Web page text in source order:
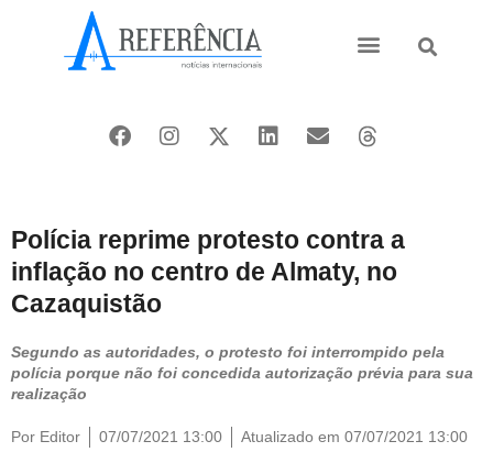
Polícia reprime protesto contra a
inflação no centro de Almaty, no
Cazaquistão
Segundo as autoridades, o protesto foi interrompido pela
polícia porque não foi concedida autorização prévia para sua
realização
Por Editor 07/07/2021 13:00 Atualizado em 07/07/2021 13:00